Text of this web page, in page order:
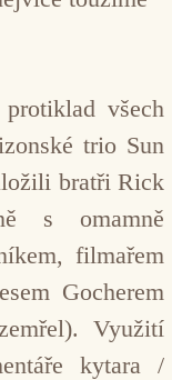
všech
trio Sun
bratři Rick
s omamně
filmařem
Gocherem
Využití
kytara /